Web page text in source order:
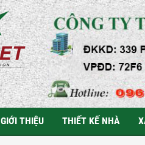
GIỚI THIỆU THIẾT KẾ NHÀ